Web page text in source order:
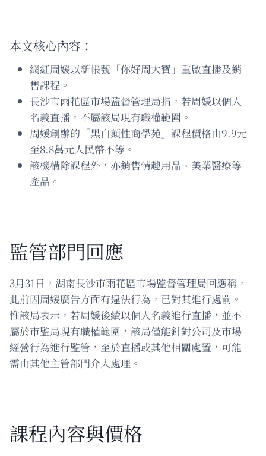
本文核心內容：
網紅周媛以新帳號「你好周大寶」重啟直播及銷
售課程。
長沙市雨花區市場監督管理局指，若周媛以個人
名義直播，不屬該局現有職權範圍。
周媛創辦的「黑白顛性商學苑」課程價格由9.9元
至8.8萬元人民幣不等。
該機構除課程外，亦銷售情趣用品、美業醫療等
產品。
監管部門回應
3月31日，湖南長沙市雨花區市場監督管理局回應稱，
此前因周媛廣告方面有違法行為，已對其進行處罰。
惟該局表示，若周媛後續以個人名義進行直播，並不
屬於市監局現有職權範圍，該局僅能針對公司及市場
經營行為進行監管，至於直播或其他相關處置，可能
需由其他主管部門介入處理。
課程內容與價格